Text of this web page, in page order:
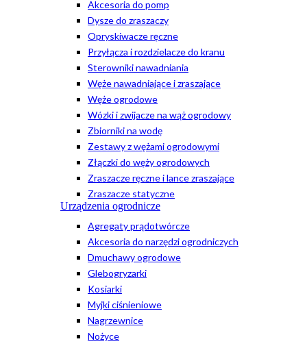
Akcesoria do pomp
Dysze do zraszaczy
Opryskiwacze ręczne
Przyłącza i rozdzielacze do kranu
Sterowniki nawadniania
Węże nawadniające i zraszające
Węże ogrodowe
Wózki i zwijacze na wąż ogrodowy
Zbiorniki na wodę
Zestawy z wężami ogrodowymi
Złączki do węży ogrodowych
Zraszacze ręczne i lance zraszające
Zraszacze statyczne
Urządzenia ogrodnicze
Agregaty prądotwórcze
Akcesoria do narzędzi ogrodniczych
Dmuchawy ogrodowe
Glebogryzarki
Kosiarki
Myjki ciśnieniowe
Nagrzewnice
Nożyce